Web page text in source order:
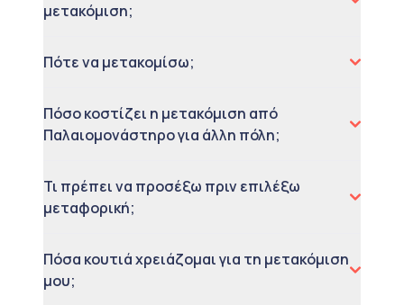
μετακόμιση;
Πότε να μετακομίσω;
Πόσο κοστίζει η μετακόμιση από
Παλαιομονάστηρο για άλλη πόλη;
Τι πρέπει να προσέξω πριν επιλέξω
μεταφορική;
Πόσα κουτιά χρειάζομαι για τη μετακόμιση
μου;